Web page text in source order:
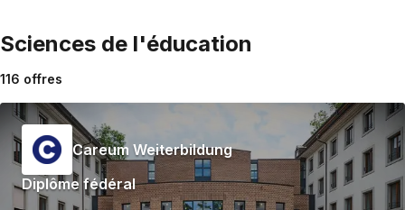
Sciences de l'éducation
116 offres
Careum Weiterbildung
Diplôme fédéral